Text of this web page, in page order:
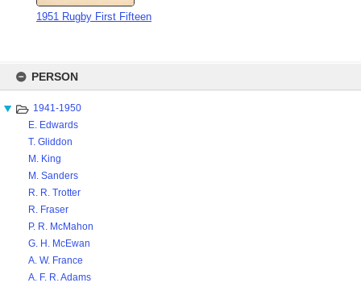
content
PERSON
1941-1950
E. Edwards
T. Gliddon
M. King
M. Sanders
R. R. Trotter
R. Fraser
P. R. McMahon
G. H. McEwan
A. W. France
A. F. R. Adams
1951 Rugby First Fifteen